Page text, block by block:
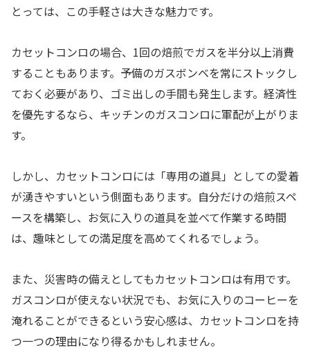
とっては、この手軽さは大きな魅力です。
カセットコンロの場合、1回の焙煎でガスを半分以上消費
することもあります。予備のガスボンベを常にストックし
ておく必要があり、ゴミ出しの手間も発生します。経済性
を優先するなら、キッチンのガスコンロに軍配が上がりま
す。
しかし、カセットコンロには「専用の道具」としての愛着
が湧きやすいという側面もあります。自分だけの焙煎スペ
ースを構築し、お気に入りの道具を並べて作業する時間
は、趣味としての満足度を高めてくれるでしょう。
また、災害時の備えとしてもカセットコンロは有用です。
ガスコンロが使えない状況でも、お気に入りのコーヒーを
淹れることができるという安心感は、カセットコンロを持
つ一つの理由になり得るかもしれません。